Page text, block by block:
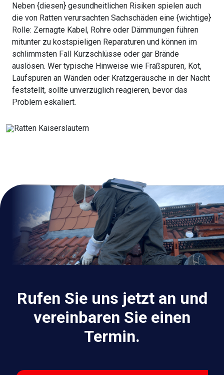
Neben {diesen} gesundheitlichen Risiken spielen auch
die von Ratten verursachten Sachschäden eine {wichtige}
Rolle: Zernagte Kabel, Rohre oder Dämmungen führen
mitunter zu kostspieligen Reparaturen und können im
schlimmsten Fall Kurzschlüsse oder gar Brände
auslösen. Wer typische Hinweise wie Fraßspuren, Kot,
Laufspuren an Wänden oder Kratzgeräusche in der Nacht
feststellt, sollte unverzüglich reagieren, bevor das
Problem eskaliert.
Rufen Sie uns jetzt an und
vereinbaren Sie einen
Termin.